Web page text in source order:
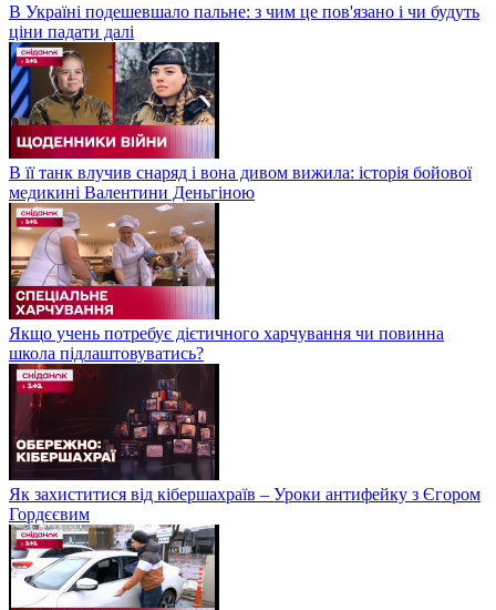
В Україні подешевшало пальне: з чим це пов'язано і чи будуть
ціни падати далі
В її танк влучив снаряд і вона дивом вижила: історія бойової
медикині Валентини Деньгіною
Якщо учень потребує дієтичного харчування чи повинна
школа підлаштовуватись?
Як захиститися від кібершахраїв – Уроки антифейку з Єгором
Гордєєвим